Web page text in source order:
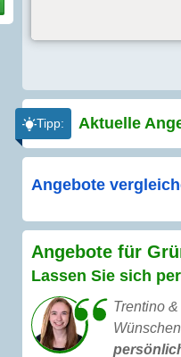
Tipp: Aktuelle
Angebote
Angebote für
Lassen Sie sich
Trentino